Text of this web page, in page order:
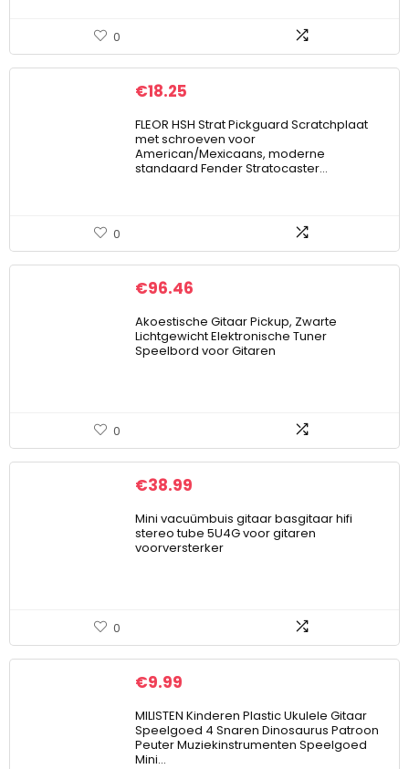
0
€18.25
FLEOR HSH Strat Pickguard Scratchplaat
met schroeven voor
American/Mexicaans, moderne
standaard Fender Stratocaster…
0
€96.46
Akoestische Gitaar Pickup, Zwarte
Lichtgewicht Elektronische Tuner
Speelbord voor Gitaren
0
€38.99
Mini vacuümbuis gitaar basgitaar hifi
stereo tube 5U4G voor gitaren
voorversterker
0
€9.99
MILISTEN Kinderen Plastic Ukulele Gitaar
Speelgoed 4 Snaren Dinosaurus Patroon
Peuter Muziekinstrumenten Speelgoed
Mini…